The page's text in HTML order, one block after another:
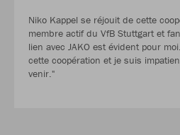
Niko Kappel se réjouit de cette
membre actif du VfB Stuttgart et
lien avec JAKO est évident pour
cette coopération et je suis
venir."